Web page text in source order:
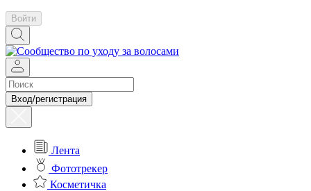
Войти
Вход/регистрация
Лента
Фототрекер
Косметичка